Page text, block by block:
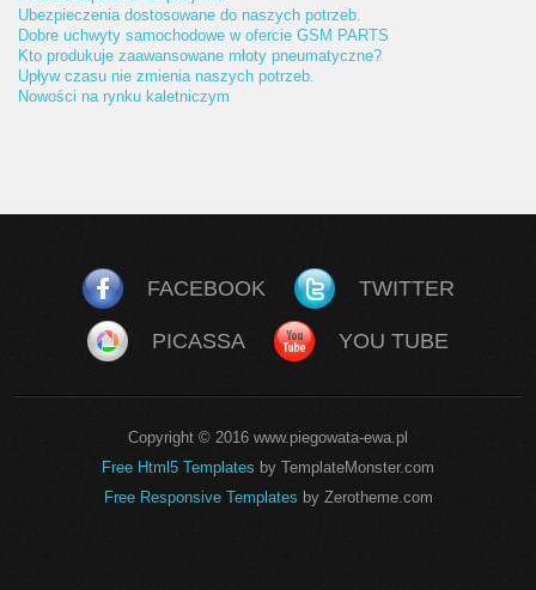
Ubezpieczenia dostosowane do naszych potrzeb.
Dobre uchwyty samochodowe w ofercie GSM PARTS
Kto produkuje zaawansowane młoty pneumatyczne?
Upływ czasu nie zmienia naszych potrzeb.
Nowości na rynku kaletniczym
FACEBOOK TWITTER
PICASSA YOU TUBE
Copyright © 2016 www.piegowata-ewa.pl
Free Html5 Templates by TemplateMonster.com
Free Responsive Templates by Zerotheme.com